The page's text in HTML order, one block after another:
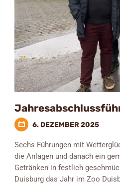
6. DEZEMBER 2025
Sechs Führungen mit
die Anlagen und danach ein
Getränken in festlich
Duisburg das Jahr im Zoo